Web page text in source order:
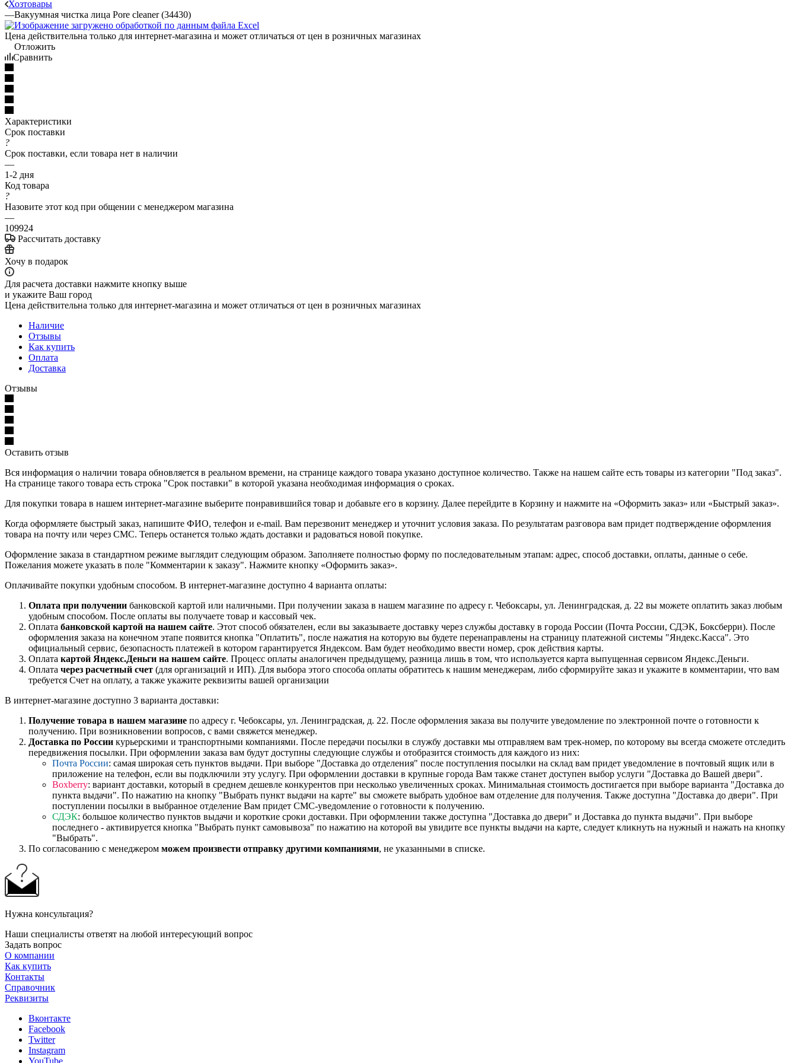
Хозтовары
—Вакуумная чистка лица Pore cleaner (34430)
Цена действительна только для интернет-магазина и может отличаться от цен в розничных магазинах
Отложить
Сравнить
Характеристики
Срок поставки
?
Срок поставки, если товара нет в наличии
—
1-2 дня
Код товара
?
Назовите этот код при общении с менеджером магазина
—
109924
Рассчитать доставку
Хочу в подарок
Для расчета доставки нажмите кнопку выше
и укажите Ваш город
Цена действительна только для интернет-магазина и может отличаться от цен в розничных магазинах
Наличие
Отзывы
Как купить
Оплата
Доставка
Отзывы
Оставить отзыв
Вся информация о наличии товара обновляется в реальном времени, на странице каждого товара указано доступное количество. Также на нашем сайте есть товары из категории "Под заказ".
На странице такого товара есть строка "Срок поставки" в которой указана необходимая информация о сроках.
Для покупки товара в нашем интернет-магазине выберите понравившийся товар и добавьте его в корзину. Далее перейдите в Корзину и нажмите на «Оформить заказ» или «Быстрый заказ».
Когда оформляете быстрый заказ, напишите ФИО, телефон и e-mail. Вам перезвонит менеджер и уточнит условия заказа. По результатам разговора вам придет подтверждение оформления
товара на почту или через СМС. Теперь останется только ждать доставки и радоваться новой покупке.
Оформление заказа в стандартном режиме выглядит следующим образом. Заполняете полностью форму по последовательным этапам: адрес, способ доставки, оплаты, данные о себе.
Пожелания можете указать в поле "Комментарии к заказу". Нажмите кнопку «Оформить заказ».
Оплачивайте покупки удобным способом. В интернет-магазине доступно 4 варианта оплаты:
Оплата при получении банковской картой или наличными. При получении заказа в нашем магазине по адресу г. Чебоксары, ул. Ленинградская, д. 22 вы можете оплатить заказ любым
удобным способом. После оплаты вы получаете товар и кассовый чек.
Оплата банковской картой на нашем сайте. Этот способ обязателен, если вы заказываете доставку через службы доставку в города России (Почта России, СДЭК, Боксберри). После
оформления заказа на конечном этапе появится кнопка "Оплатить", после нажатия на которую вы будете перенаправлены на страницу платежной системы "Яндекс.Касса". Это
официальный сервис, безопасность платежей в котором гарантируется Яндексом. Вам будет необходимо ввести номер, срок действия карты.
Оплата картой Яндекс.Деньги на нашем сайте. Процесс оплаты аналогичен предыдущему, разница лишь в том, что используется карта выпущенная сервисом Яндекс.Деньги.
Оплата через расчетный счет (для организаций и ИП). Для выбора этого способа оплаты обратитесь к нашим менеджерам, либо сформируйте заказ и укажите в комментарии, что вам
требуется Счет на оплату, а также укажите реквизиты вашей организации
В интернет-магазине доступно 3 варианта доставки:
Получение товара в нашем магазине по адресу г. Чебоксары, ул. Ленинградская, д. 22. После оформления заказа вы получите уведомление по электронной почте о готовности к
получению. При возникновении вопросов, с вами свяжется менеджер.
Доставка по России курьерскими и транспортными компаниями. После передачи посылки в службу доставки мы отправляем вам трек-номер, по которому вы всегда сможете отследить
передвижения посылки. При оформлении заказа вам будут доступны следующие службы и отобразится стоимость для каждого из них:
Почта России: самая широкая сеть пунктов выдачи. При выборе "Доставка до отделения" после поступления посылки на склад вам придет уведомление в почтовый ящик или в
приложение на телефон, если вы подключили эту услугу. При оформлении доставки в крупные города Вам также станет доступен выбор услуги "Доставка до Вашей двери".
Boxberry: вариант доставки, который в среднем дешевле конкурентов при несколько увеличенных сроках. Минимальная стоимость достигается при выборе варианта "Доставка до
пункта выдачи". По нажатию на кнопку "Выбрать пункт выдачи на карте" вы сможете выбрать удобное вам отделение для получения. Также доступна "Доставка до двери". При
поступлении посылки в выбранное отделение Вам придет СМС-уведомление о готовности к получению.
СДЭК: большое количество пунктов выдачи и короткие сроки доставки. При оформлении также доступна "Доставка до двери" и Доставка до пункта выдачи". При выборе
последнего - активируется кнопка "Выбрать пункт самовывоза" по нажатию на которой вы увидите все пункты выдачи на карте, следует кликнуть на нужный и нажать на кнопку
"Выбрать".
По согласованию с менеджером можем произвести отправку другими компаниями, не указанными в списке.
Нужна консультация?
Наши специалисты ответят на любой интересующий вопрос
Задать вопрос
О компании
Как купить
Контакты
Справочник
Реквизиты
Вконтакте
Facebook
Twitter
Instagram
YouTube